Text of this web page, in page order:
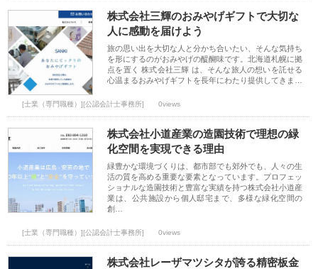
株式会社三輝のおみやげギフトで大切な
人に感動を届けよう
旅の思い出を大切な人と分かち合いたい、そんな気持ち
を形にするのがおみやげの醍醐味です。北海道札幌に拠
点を置く 株式会社三輝 は、そんな旅人の想いを託せる
心温まるおみやげギフトを長年にわたり提供してきま…
[士業（専門職種）][公認会計士事務所] 0views
株式会社小道産業の造園技術で理想の緑
化空間を実現できる理由
緑豊かな環境づくりは、都市部でも郊外でも、人々の生
活の質を高める重要な要素となっています。プロフェッ
ショナルな造園技術と豊富な実績を持つ株式会社小道産
業は、公共施設から個人邸宅まで、多様な緑化空間の
創…
[士業（専門職種）][公認会計士事務所] 0views
株式会社レーザマツシタが誇る精密板金